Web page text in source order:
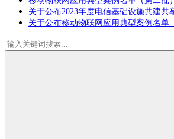
关于公布2023年度电信基础设施共建共
关于公布移动物联网应用典型案例名单